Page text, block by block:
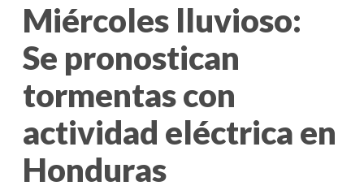
Miércoles lluvioso:
Se pronostican
tormentas con
actividad eléctrica en
Honduras